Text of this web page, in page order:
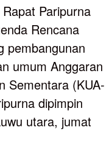
Paripurna
Rencana
pembangunan
umum Anggaran
Sementara (KUA-
dipimpin
utara, jumat